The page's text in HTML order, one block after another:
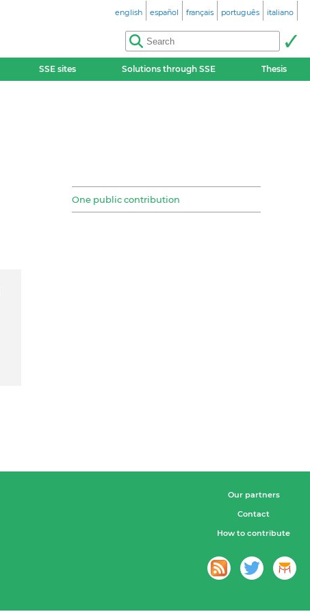
english español français português italiano
SSE sites Solutions through SSE Thesis
One public contribution
Our partners
Contact
How to contribute